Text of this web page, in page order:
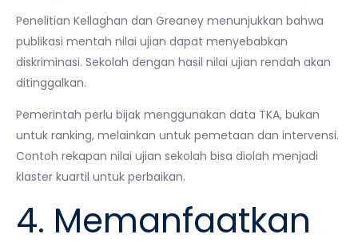
Penelitian Kellaghan dan Greaney menunjukkan bahwa
publikasi mentah nilai ujian dapat menyebabkan
diskriminasi. Sekolah dengan hasil nilai ujian rendah akan
ditinggalkan.
Pemerintah perlu bijak menggunakan data TKA, bukan
untuk ranking, melainkan untuk pemetaan dan intervensi.
Contoh rekapan nilai ujian sekolah bisa diolah menjadi
klaster kuartil untuk perbaikan.
4. Memanfaatkan